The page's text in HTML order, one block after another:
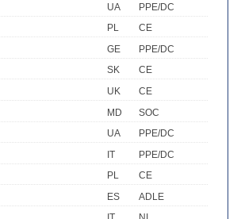
UA
PPE/DC
PL
CE
GE
PPE/DC
SK
CE
UK
CE
MD
SOC
UA
PPE/DC
IT
PPE/DC
PL
CE
ES
ADLE